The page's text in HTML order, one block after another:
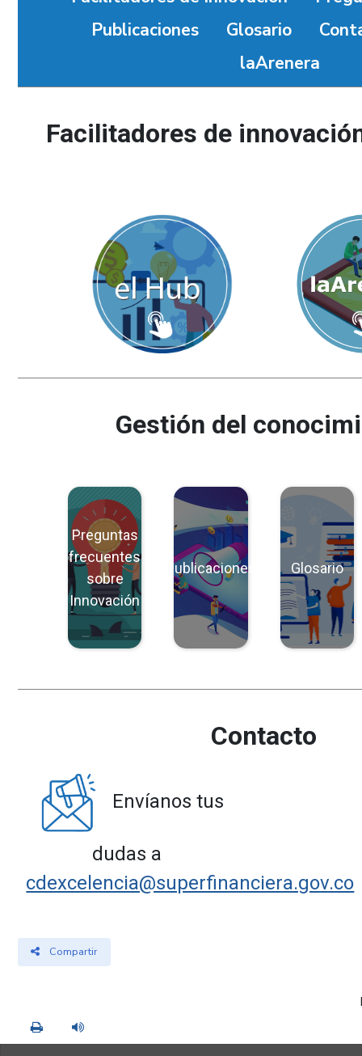
Publicaciones
Glosario
laArenera
Facilitadores de
Gestión del
Preguntas
frecuentes
sobre
Innovación
Publicaciones Glosario
Contacto
Envíanos tus
dudas a
cdexcelencia@superfinanciera.gov.co
Compartir
Imprimir